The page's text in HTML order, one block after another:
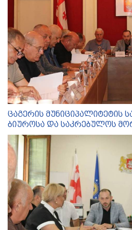
ცაგერის მუნიციპალიტეტის
ბიუროსა და საკრებულოს